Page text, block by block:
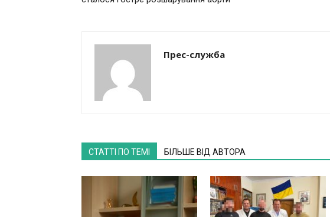
Прес-служба
СТАТТІ ПО ТЕМІ БІЛЬШЕ ВІД АВТОРА